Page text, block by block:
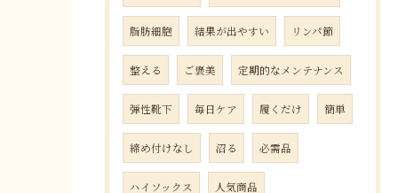
脂肪細胞 結果が出やすい リンパ節
整える ご褒美 定期的なメンテナンス
弾性靴下 毎日ケア 履くだけ 簡単
締め付けなし 沼る 必需品
ハイソックス 人気商品